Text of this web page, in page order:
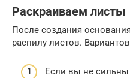
Раскраиваем листы
После создания
распилу листов.
Если вы не